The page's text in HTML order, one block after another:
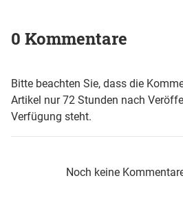
0 Kommentare
Bitte beachten Sie, dass die
Artikel nur 72 Stunden nach
Verfügung steht.
Noch keine